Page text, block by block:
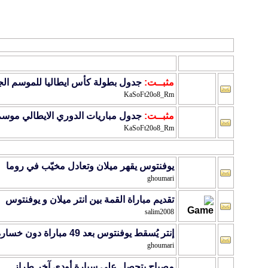
مثبــت: جدول بطولة كأس ايطاليا للموسم الجديد 2009
KaSoFt20o8_Rm
مثبــت: جدول مباريات الدوري الايطالي موسم 2009-
KaSoFt20o8_Rm
يوفنتوس يقهر ميلان وتعادل مخيّب في روما
ghoumari
تقديم مباراة القمة بين انتر ميلان و يوفنتوس
salim2008
إنتر يُسقط يوفنتوس بعد 49 مباراة دون خسارة
ghoumari